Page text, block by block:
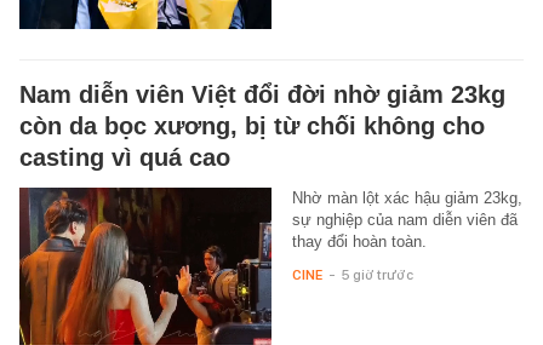
Nam diễn viên Việt đổi đời nhờ giảm 23kg
còn da bọc xương, bị từ chối không cho
casting vì quá cao
Nhờ màn lột xác hậu giảm 23kg,
sự nghiệp của nam diễn viên đã
thay đổi hoàn toàn.
CINE - 5 giờ trước